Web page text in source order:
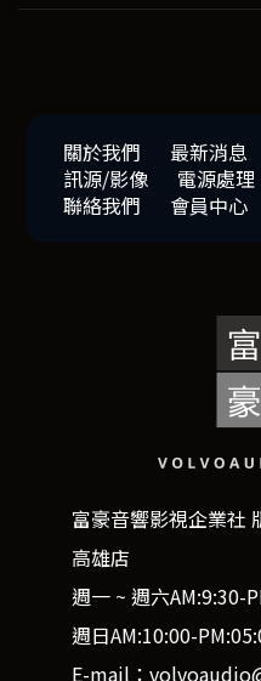
關於我們 最新消息
訊源/影像
電源處理
聯絡我們
會員中心
富豪音響影視企業社
高雄店
週一 ~ 週六AM:9:30-
週日AM:10:00-
E-mail：